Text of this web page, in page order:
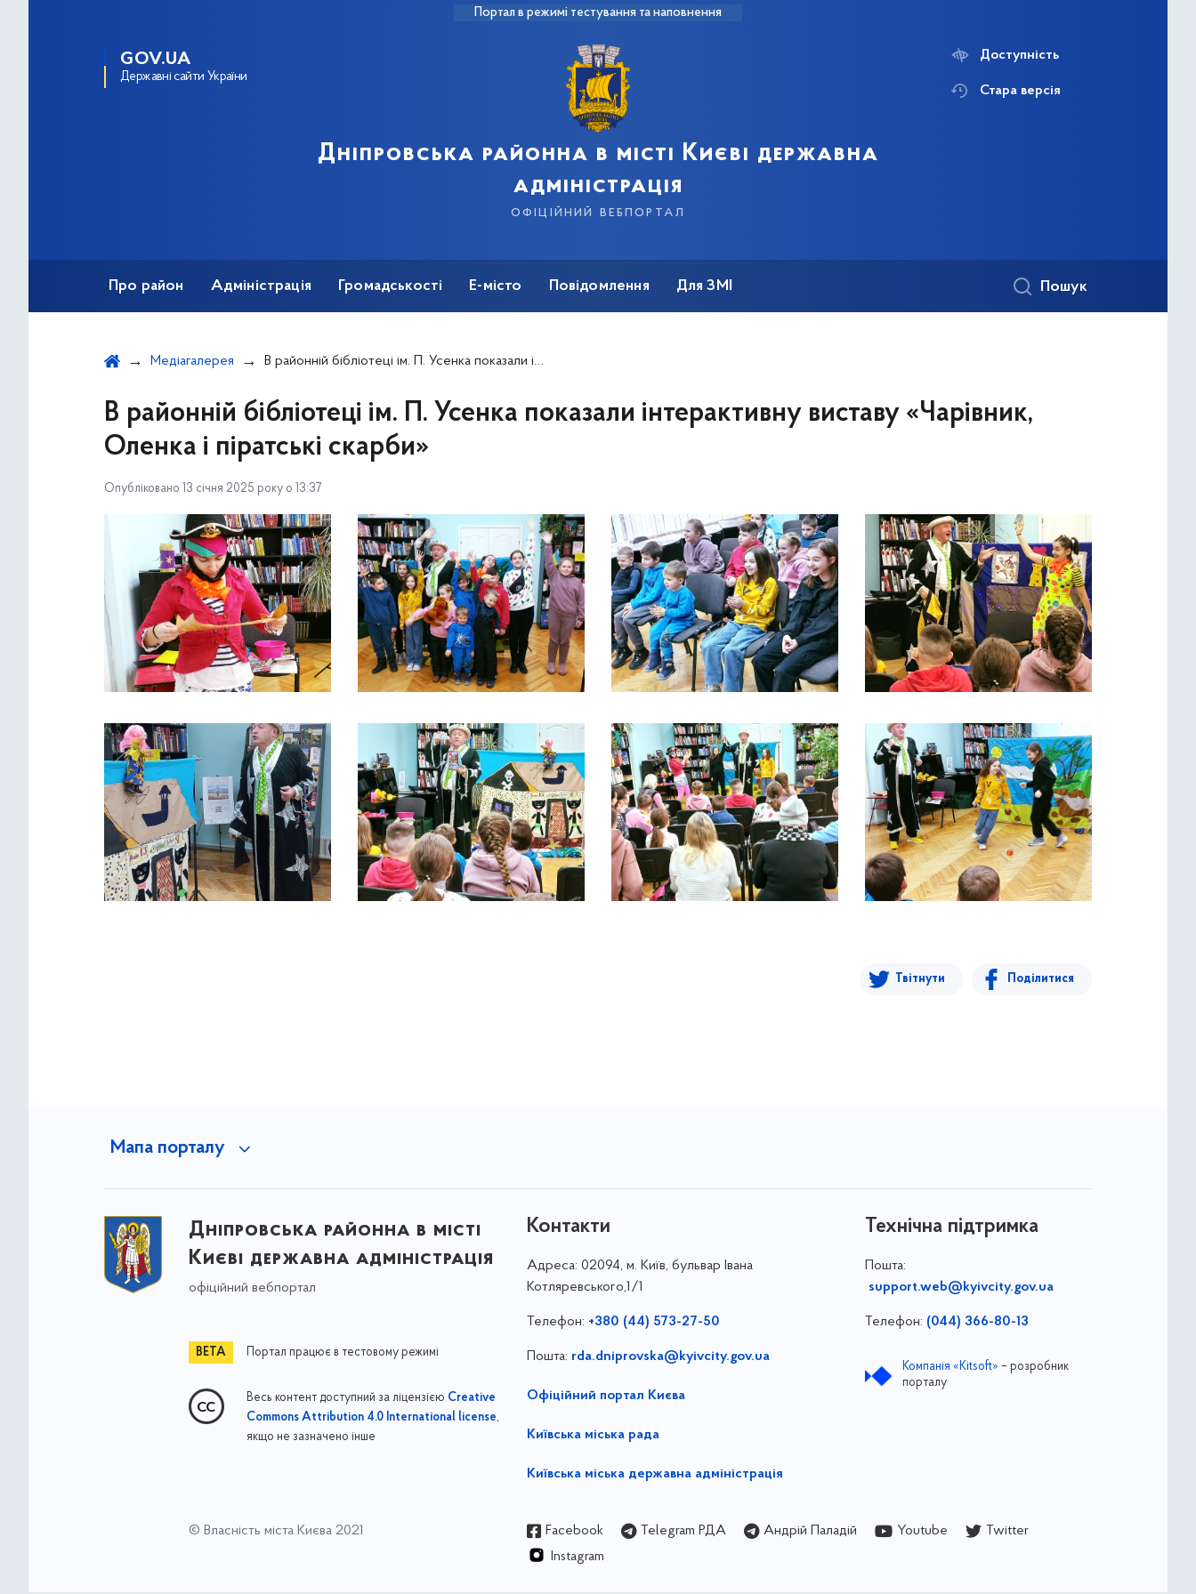
Портал в режимі тестування та наповнення
GOV.UA
Державні сайти України
Дніпровська районна в місті Києві державна
адміністрація
офіційний вебпортал
Доступність
Стара версія
Про район Адміністрація Громадськості Е-місто Повідомлення Для ЗМІ Пошук
Медіагалерея В районній бібліотеці ім. П. Усенка показали інтерактивну виставу «Чарівник, Оленка і піратські скарби»
В районній бібліотеці ім. П. Усенка показали інтерактивну виставу «Чарівник,
Оленка і піратські скарби»
Опубліковано 13 січня 2025 року о 13:37
Твітнути Поділитися
Мапа порталу
Дніпровська районна в місті
Києві державна адміністрація
офіційний вебпортал
Портал працює в тестовому режимі
Весь контент доступний за ліцензією Creative
Commons Attribution 4.0 International license,
якщо не зазначено інше
Контакти
Адреса: 02094, м. Київ, бульвар Івана
Котляревського,1/1
Телефон: +380 (44) 573-27-50
Пошта: rda.dniprovska@kyivcity.gov.ua
Офіційний портал Києва
Київська міська рада
Київська міська державна адміністрація
Технічна підтримка
Пошта:
support.web@kyivcity.gov.ua
Телефон: (044) 366-80-13
Компанія «Kitsoft» – розробник
порталу
© Власність міста Києва 2021 Facebook Telegram РДА Андрій Паладій Youtube
Twitter
Instagram